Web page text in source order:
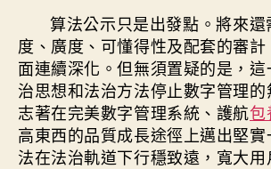
算法公示只是出發點。將來
度、廣度、可懂得性及配套的審
面連續深化。但無須置疑的是，
治思想和法治方法停止數字管理
志著在完美數字管理系統、護航包
高東西的品質成長途徑上邁出堅
法在法治軌道下行穩致遠，寬大